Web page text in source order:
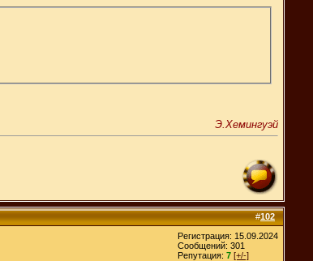
Э.Хемингуэй
#102
Регистрация: 15.09.2024
Сообщений: 301
Репутация: 7 [+/-]